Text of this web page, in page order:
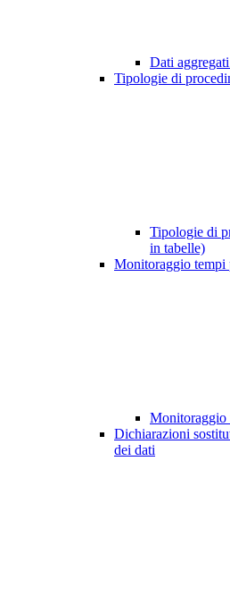
Dati
Tipologie di
Tipologie di
in tabelle)
Monitoraggio tempi
Monitoraggio
Dichiarazioni
dei dati